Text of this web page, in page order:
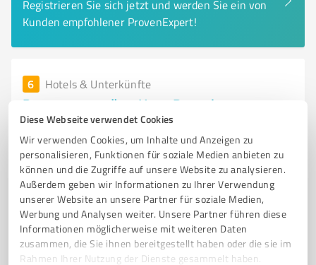
Diese Webseite verwendet Cookies
Wir verwenden Cookies, um Inhalte und Anzeigen zu
personalisieren, Funktionen für soziale Medien anbieten zu
können und die Zugriffe auf unsere Website zu analysieren.
Außerdem geben wir Informationen zu Ihrer Verwendung
unserer Website an unsere Partner für soziale Medien,
Werbung und Analysen weiter. Unsere Partner führen diese
Informationen möglicherweise mit weiteren Daten
zusammen, die Sie ihnen bereitgestellt haben oder die sie im
Rahmen Ihrer Nutzung der Dienste gesammelt haben.
Registrieren Sie sich jetzt und werden Sie ein von
Kunden empfohlener ProvenExpert!
6 Hotels & Unterkünfte
Begegnungsstätte Haus Rosenbaum
Unterkunft und Tagungsräume in der
Begegnungsstätte Haus Rosenbaum Thüringen
HOTEL THÜRINGEN UNTERKUNFT THÜRINGER WALD
GRUPPENREISEN THÜRINGEN TAGUNGEN THÜRINGEN
FAMILIENFEIERN THÜRINGEN WANDERUNGEN RENNSTEIG
SEMINARRÄUME THÜRINGEN ERHOLUNGSORT THÜRINGEN
FREIZEITANGEBOTE THÜRINGER WALD MONTEURWOHNUNGEN THÜRINGEN